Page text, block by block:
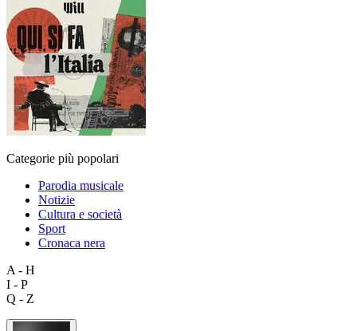
Categorie più popolari
Parodia musicale
Notizie
Cultura e società
Sport
Cronaca nera
A - H
I - P
Q - Z